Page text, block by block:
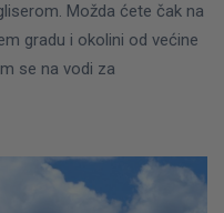
Možda ćete čak na
gradu i okolini od većine
se na vodi za